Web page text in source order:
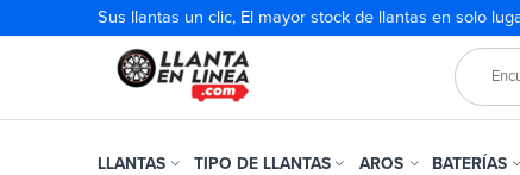
Sus llantas un clic, El mayor stock de llantas en solo
LLANTAS TIPO DE LLANTAS AROS BATERÍAS